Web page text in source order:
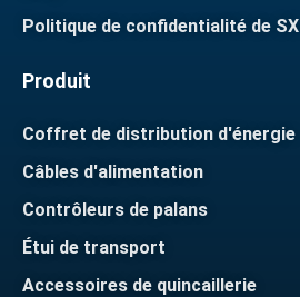
Politique de confidentialité de SX
Produit
Coffret de distribution d'énergie
Câbles d'alimentation
Contrôleurs de palans
Étui de transport
Accessoires de quincaillerie